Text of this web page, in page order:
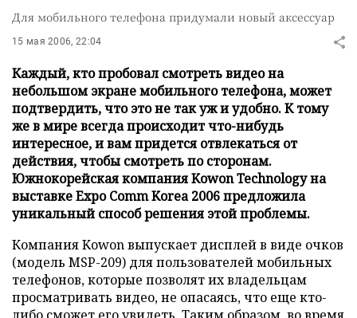
Для мобильного телефона придумали новый аксессуар
15 мая 2006, 22:04
Каждый, кто пробовал смотреть видео на
небольшом экране мобильного телефона, может
подтвердить, что это не так уж и удобно. К тому
же в мире всегда происходит что-нибудь
интересное, и вам придется отвлекаться от
действия, чтобы смотреть по сторонам.
Южнокорейская компания Kowon Technology на
выставке Expo Comm Korea 2006 предложила
уникальный способ решения этой проблемы.
Компания Kowon выпускает дисплей в виде очков
(модель MSP-209) для пользователей мобильных
телефонов, которые позволят их владельцам
просматривать видео, не опасаясь, что еще кто-